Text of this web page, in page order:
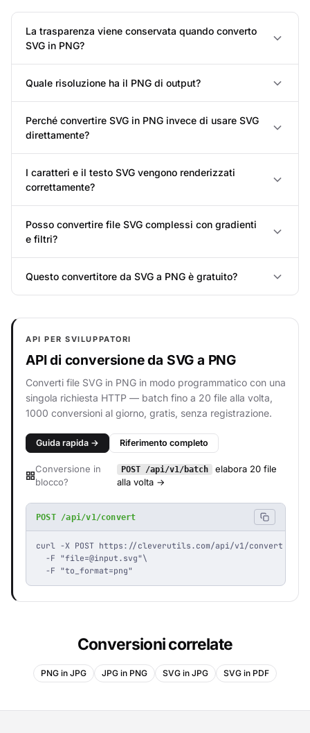
La trasparenza viene conservata quando converto
SVG in PNG?
Quale risoluzione ha il PNG di output?
Perché convertire SVG in PNG invece di usare SVG
direttamente?
I caratteri e il testo SVG vengono renderizzati
correttamente?
Posso convertire file SVG complessi con gradienti
e filtri?
Questo convertitore da SVG a PNG è gratuito?
API PER SVILUPPATORI
API di conversione da SVG a PNG
Converti file SVG in PNG in modo programmatico con una
singola richiesta HTTP — batch fino a 20 file alla volta,
1000 conversioni al giorno, gratis, senza registrazione.
Guida rapida → Riferimento completo
Conversione in
blocco?
POST /api/v1/batch
elabora 20 file
alla volta →
POST /api/v1/convert
curl -X POST https://cleverutils.com/api/v1/convert \
  -F "
file=@input.svg"\
  -F "to_format=png"
Conversioni correlate
PNG in JPG JPG in PNG SVG in JPG SVG in PDF